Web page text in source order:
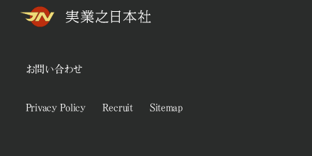
お問い合わせ
Privacy Policy Recruit Sitemap